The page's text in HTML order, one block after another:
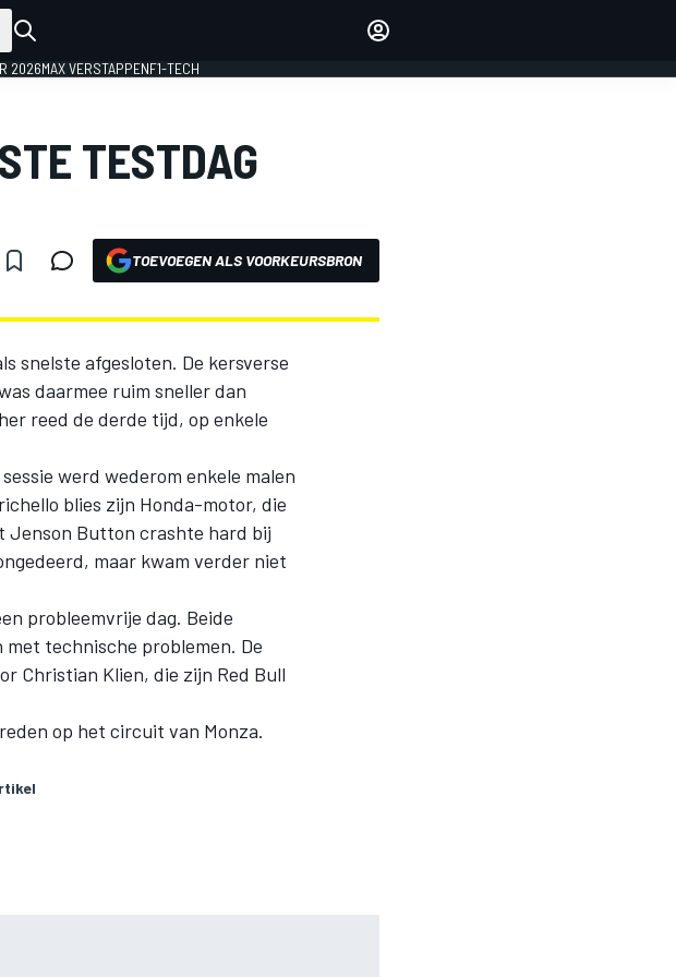
2026MAX VERSTAPPENF1-TECH
TESTDAG
TOEVOEGEN ALS VOORKEURSBRON
snelste afgesloten. De kersverse
daarmee ruim sneller dan
reed de derde tijd, op enkele
werd wederom enkele malen
blies zijn Honda-motor, die
Jenson Button crashte hard bij
maar kwam verder niet
probleemvrije dag. Beide
technische problemen. De
Christian Klien, die zijn Red Bull
op het circuit van Monza.